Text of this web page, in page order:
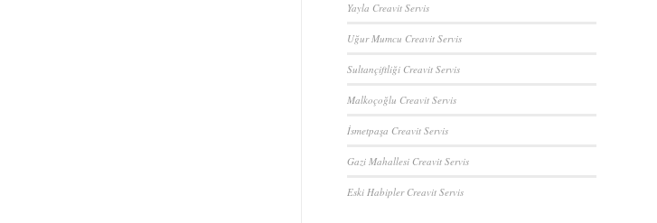
Yayla Creavit Servis
Uğur Mumcu Creavit Servis
Sultançiftliği Creavit Servis
Malkoçoğlu Creavit Servis
İsmetpaşa Creavit Servis
Gazi Mahallesi Creavit Servis
Eski Habipler Creavit Servis